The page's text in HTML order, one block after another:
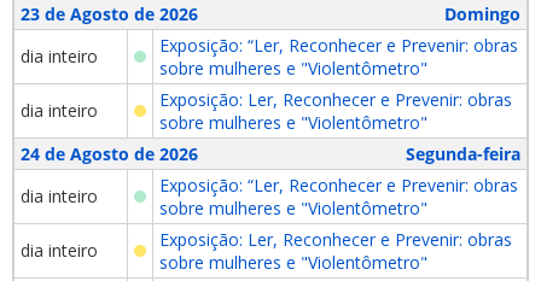
23 de Agosto de 2026
Domingo
dia inteiro
Exposição: “Ler, Reconhecer e Prevenir: obras
sobre mulheres e "Violentômetro"
dia inteiro
Exposição: Ler, Reconhecer e Prevenir: obras
sobre mulheres e "Violentômetro"
24 de Agosto de 2026
Segunda-feira
dia inteiro
Exposição: “Ler, Reconhecer e Prevenir: obras
sobre mulheres e "Violentômetro"
dia inteiro
Exposição: Ler, Reconhecer e Prevenir: obras
sobre mulheres e "Violentômetro"